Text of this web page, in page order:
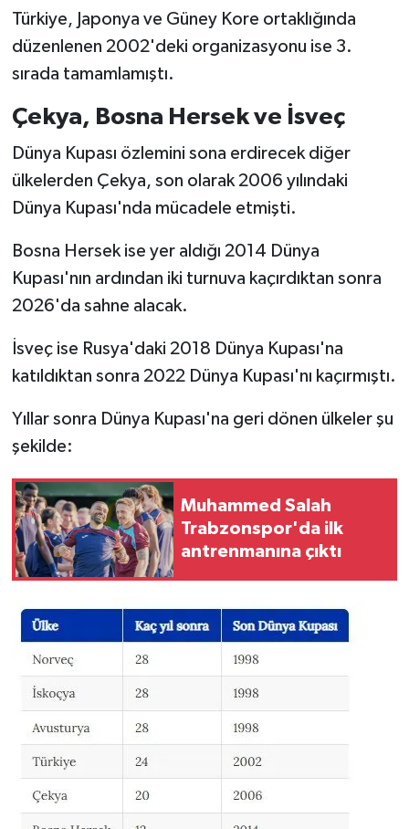
Türkiye, Japonya ve Güney Kore ortaklığında
düzenlenen 2002'deki organizasyonu ise 3.
sırada tamamlamıştı.
Çekya, Bosna Hersek ve İsveç
Dünya Kupası özlemini sona erdirecek diğer
ülkelerden Çekya, son olarak 2006 yılındaki
Dünya Kupası'nda mücadele etmişti.
Bosna Hersek ise yer aldığı 2014 Dünya
Kupası'nın ardından iki turnuva kaçırdıktan sonra
2026'da sahne alacak.
İsveç ise Rusya'daki 2018 Dünya Kupası'na
katıldıktan sonra 2022 Dünya Kupası'nı kaçırmıştı.
Yıllar sonra Dünya Kupası'na geri dönen ülkeler şu
şekilde:
Muhammed Salah
Trabzonspor'da ilk
antrenmanına çıktı